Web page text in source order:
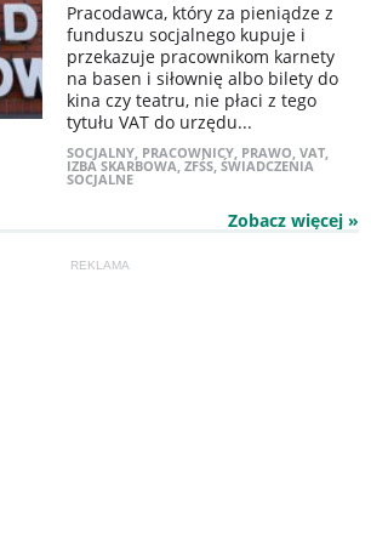
Pracodawca, który za pieniądze z
funduszu socjalnego kupuje i
przekazuje pracownikom karnety
na basen i siłownię albo bilety do
kina czy teatru, nie płaci z tego
tytułu VAT do urzędu...
SOCJALNY, PRACOWNICY, PRAWO, VAT,
IZBA SKARBOWA, ZFŚS, ŚWIADCZENIA
SOCJALNE
Zobacz więcej »
REKLAMA